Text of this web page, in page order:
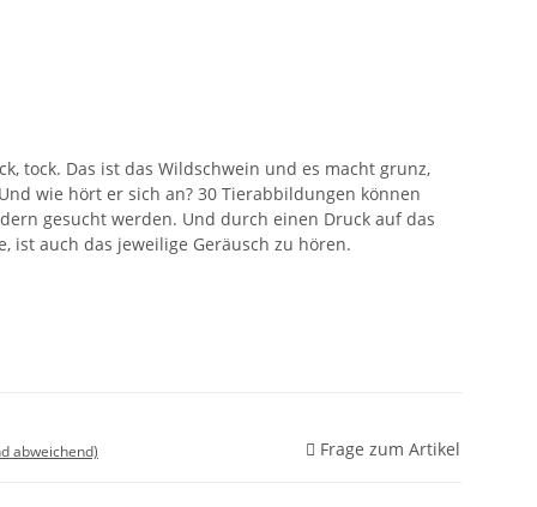
tock. Das ist das Wildschwein und es macht grunz,
wie hört er sich an? 30 Tierabbildungen können
gesucht werden. Und durch einen Druck auf das
ist auch das jeweilige Geräusch zu hören.
abweichend) Frage zum Artikel